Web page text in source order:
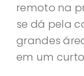
remoto na
se dá pela
grandes
em um